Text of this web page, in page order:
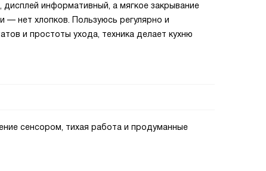
информативный, а мягкое закрывание
нет хлопков. Пользуюсь регулярно и
и простоты ухода, техника делает кухню
сенсором, тихая работа и продуманные